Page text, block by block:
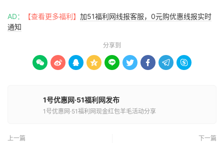
AD： 【查看更多福利】 加51福利网线报客服，0元购优惠线报实时
通知
分享到
        
1号优惠网·51福利网发布
1号优惠网·51福利网现金红包羊毛活动分享
上一篇 下一篇